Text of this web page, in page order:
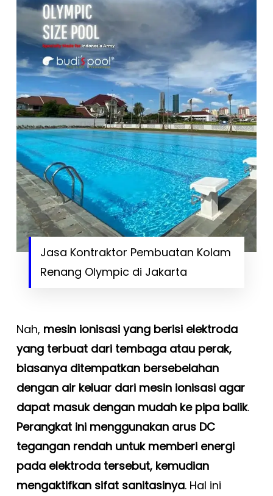
Jasa Kontraktor Pembuatan Kolam
Renang Olympic di Jakarta
Nah, mesin ionisasi yang berisi elektroda
yang terbuat dari tembaga atau perak,
biasanya ditempatkan bersebelahan
dengan air keluar dari mesin ionisasi agar
dapat masuk dengan mudah ke pipa balik.
Perangkat ini menggunakan arus DC
tegangan rendah untuk memberi energi
pada elektroda tersebut, kemudian
mengaktifkan sifat sanitasinya. Hal ini